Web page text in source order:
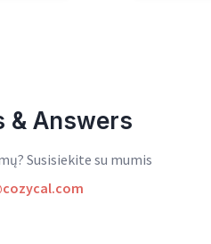
& Answers
Susisiekite su mumis